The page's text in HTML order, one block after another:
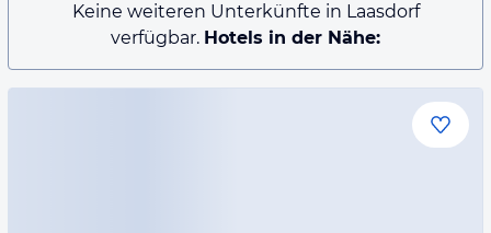
Keine weiteren Unterkünfte in Laasdorf
verfügbar. Hotels in der Nähe: